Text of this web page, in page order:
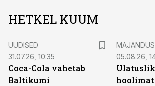
HETKEL KUUM
UUDISED
31.07.26, 10:35
Coca-Cola vahetab
Baltikumi
05.08.26,